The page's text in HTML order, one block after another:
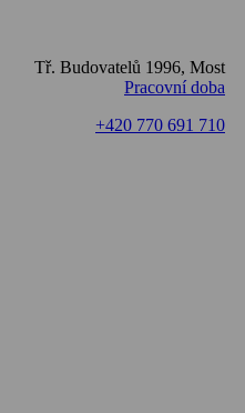
Tř. Budovatelů 1996, Most
Pracovní doba
+420 770 691 710